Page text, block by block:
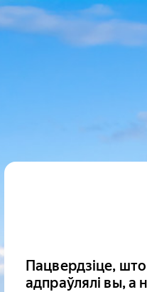
Пацвердзіце,
адпраўлялі вы, а